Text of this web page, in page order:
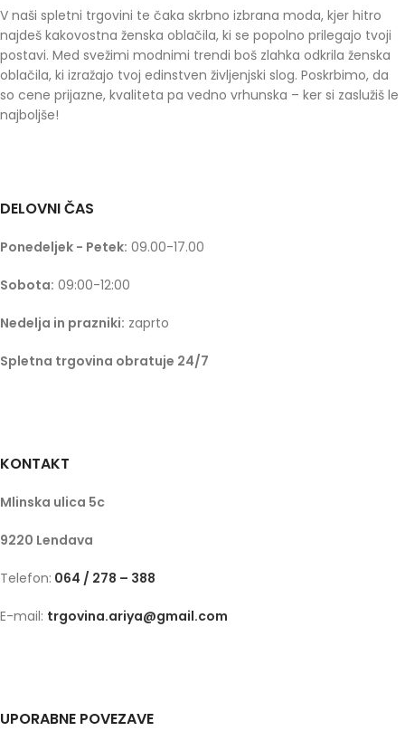
V naši spletni trgovini te čaka skrbno izbrana moda, kjer hitro
najdeš kakovostna ženska oblačila, ki se popolno prilegajo tvoji
postavi. Med svežimi modnimi trendi boš zlahka odkrila ženska
oblačila, ki izražajo tvoj edinstven življenjski slog. Poskrbimo, da
so cene prijazne, kvaliteta pa vedno vrhunska – ker si zaslužiš le
najboljše!
DELOVNI ČAS
Ponedeljek - Petek: 09.00-17.00
Sobota: 09:00-12:00
Nedelja in prazniki: zaprto
Spletna trgovina obratuje 24/7
KONTAKT
Mlinska ulica 5c
9220 Lendava
Telefon: 064 / 278 – 388
E-mail: trgovina.ariya@gmail.com
UPORABNE POVEZAVE